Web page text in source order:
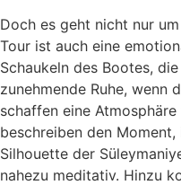
Doch es geht nicht nur
Tour ist auch eine
Schaukeln des Bootes,
zunehmende Ruhe, wenn
schaffen eine
beschreiben den
Silhouette der
nahezu meditativ. Hinzu